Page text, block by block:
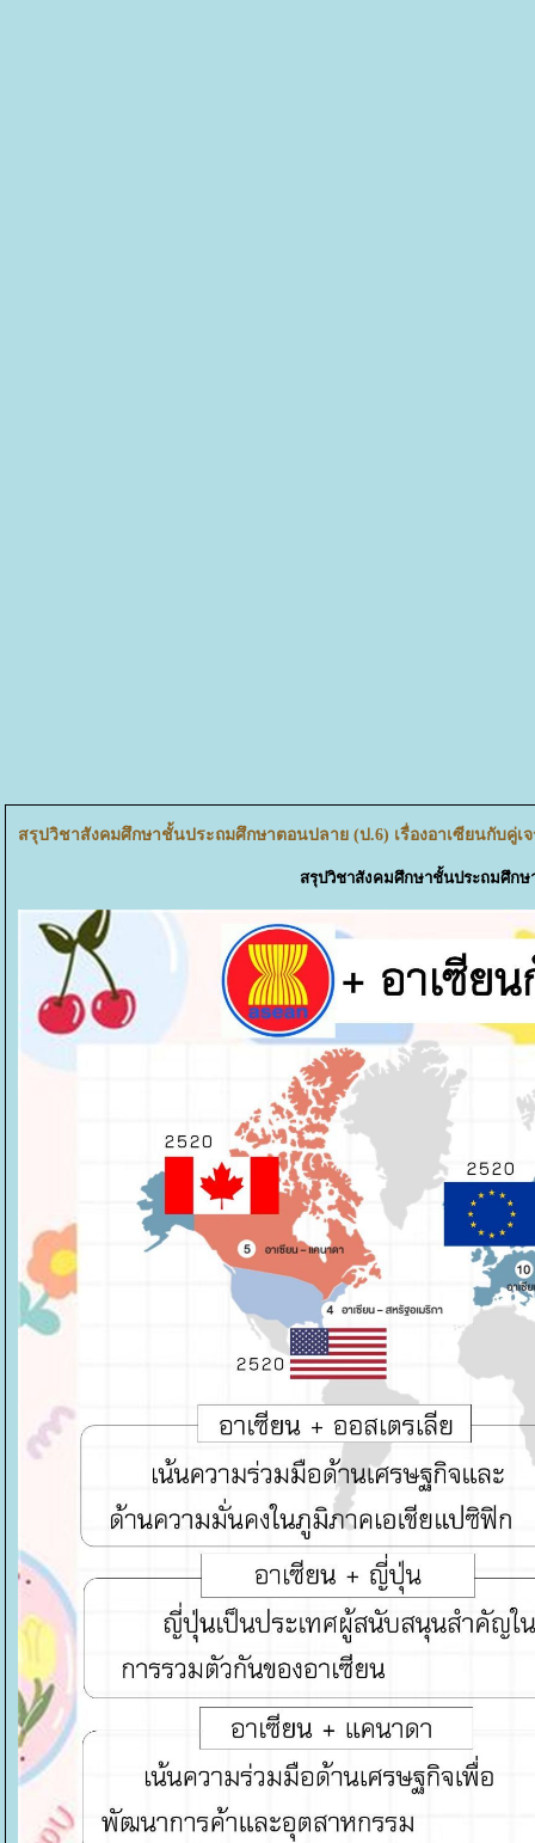
สรุปวิชาสังคมศึกษาชั้นประถมศึกษาตอนปลาย (ป.6) เรื่องอาเซียนกับคู่เจ
สรุปวิชาสังคมศึกษาชั้นประถมศึกษ